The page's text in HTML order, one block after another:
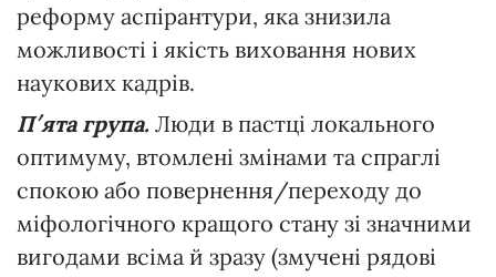
реформу аспірантури, яка знизила
можливості і якість виховання нових
наукових кадрів.
П′ята група. Люди в пастці локального
оптимуму, втомлені змінами та спраглі
спокою або повернення/переходу до
міфологічного кращого стану зі значними
вигодами всіма й зразу (змучені рядові